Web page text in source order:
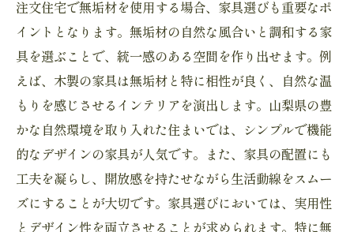
注文住宅で無垢材を使用する場合、家具選びも重要なポ
イントとなります。無垢材の自然な風合いと調和する家
具を選ぶことで、統一感のある空間を作り出せます。例
えば、木製の家具は無垢材と特に相性が良く、自然な温
もりを感じさせるインテリアを演出します。山梨県の豊
かな自然環境を取り入れた住まいでは、シンプルで機能
的なデザインの家具が人気です。また、家具の配置にも
工夫を凝らし、開放感を持たせながら生活動線をスムー
ズにすることが大切です。家具選びにおいては、実用性
とデザイン性を両立させることが求められます。特に無